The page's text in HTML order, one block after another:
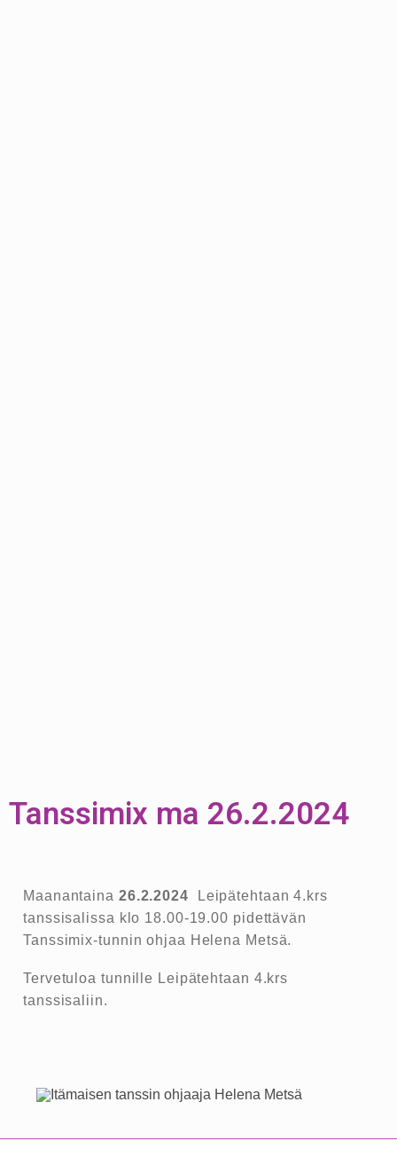
Tanssimix ma 26.2.2024
Maanantaina 26.2.2024 Leipätehtaan 4.krs
tanssisalissa klo 18.00-19.00 pidettävän
Tanssimix-tunnin ohjaa Helena Metsä.
Tervetuloa tunnille Leipätehtaan 4.krs
tanssisaliin.